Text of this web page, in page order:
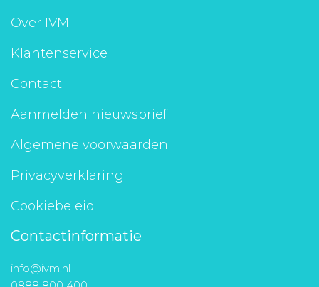
Aanmelden nieuwsbrief
Toegang leeromgeving
Over IVM
Klantenservice
Contact
Aanmelden nieuwsbrief
Algemene voorwaarden
Privacyverklaring
Cookiebeleid
Contactinformatie
info@ivm.nl